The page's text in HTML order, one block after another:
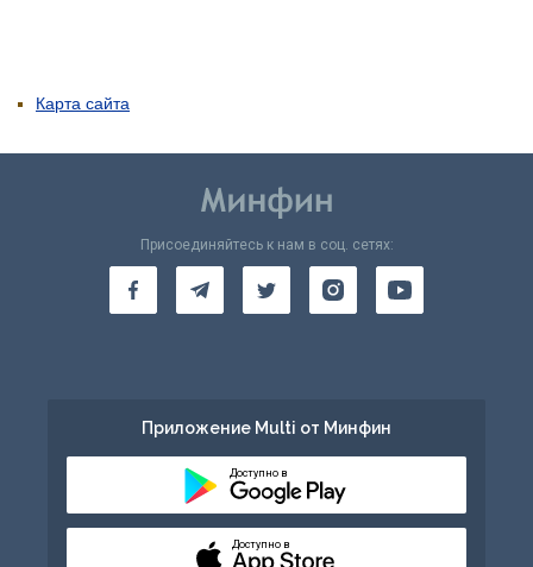
Карта сайта
Присоединяйтесь к нам в соц. сетях:
Приложение Multi от Минфин
Доступно в
Доступно в